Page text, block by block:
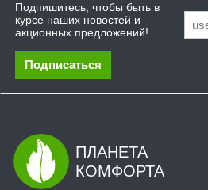
Подпишитесь, чтобы быть в
курсе наших новостей и
акционных предложений!
Подписаться
ПЛАНЕТА
КОМФОРТА